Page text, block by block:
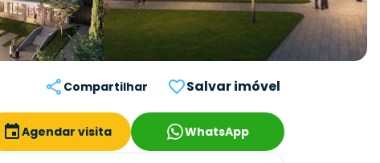
Compartilhar Salvar imóvel
Agendar visita WhatsApp